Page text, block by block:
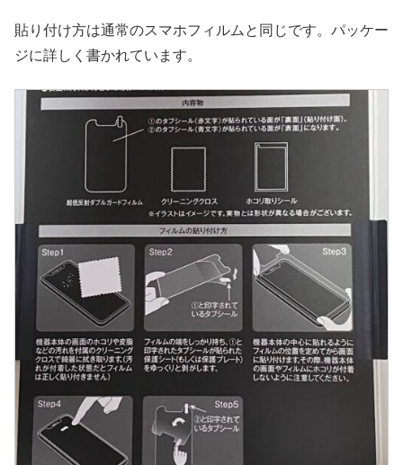
貼り付け方は通常のスマホフィルムと同じです。パッケー
ジに詳しく書かれています。